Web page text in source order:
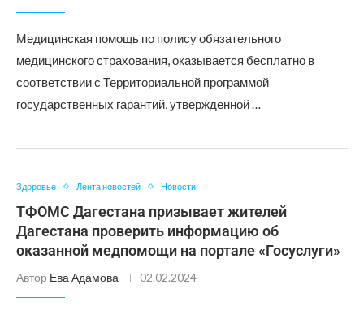
Медицинская помощь по полису обязательного
медицинского страхования, оказывается бесплатно в
соответствии с Территориальной программой
государственных гарантий, утвержденной …
Здоровье Лента новостей Новости
ТФОМС Дагестана призывает жителей
Дагестана проверить информацию об
оказанной медпомощи на портале «Госуслуги»
Автор Ева Адамова 02.02.2024